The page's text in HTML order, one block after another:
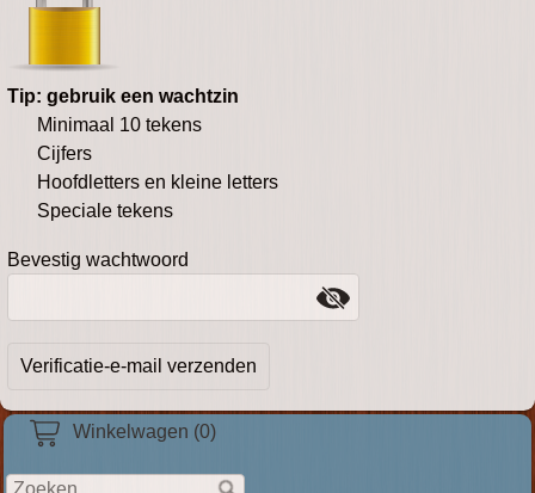
Winkelwagen (0)
Tip: gebruik een wachtzin
Minimaal 10 tekens
Cijfers
Hoofdletters en kleine letters
Speciale tekens
Bevestig wachtwoord